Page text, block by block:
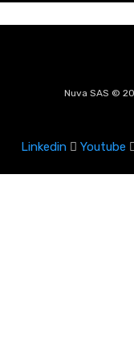
Nuva SAS ©
Linkedin Youtube